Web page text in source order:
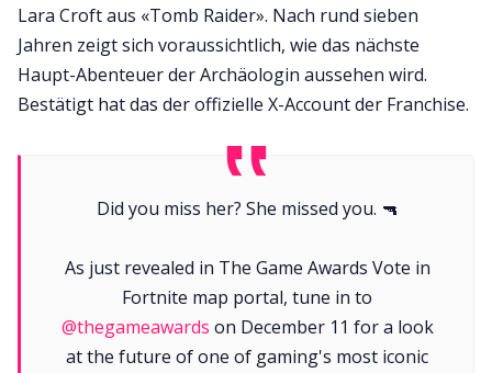
Lara Croft aus «Tomb Raider». Nach rund sieben
Jahren zeigt sich voraussichtlich, wie das nächste
Haupt-Abenteuer der Archäologin aussehen wird.
Bestätigt hat das der offizielle X-Account der Franchise.
Did you miss her? She missed you. 🔫
As just revealed in The Game Awards Vote in
Fortnite map portal, tune in to
@thegameawards on December 11 for a look
at the future of one of gaming's most iconic